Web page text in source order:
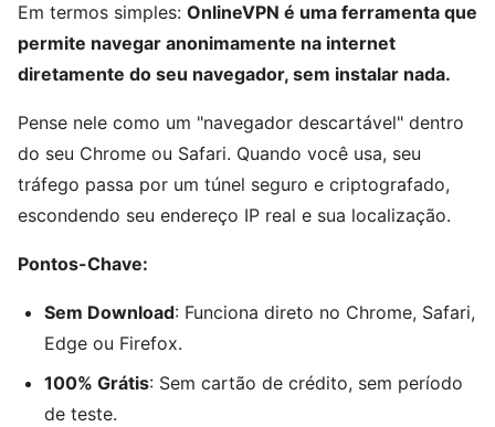
Em termos simples: OnlineVPN é uma ferramenta que
permite navegar anonimamente na internet
diretamente do seu navegador, sem instalar nada.
Pense nele como um "navegador descartável" dentro
do seu Chrome ou Safari. Quando você usa, seu
tráfego passa por um túnel seguro e criptografado,
escondendo seu endereço IP real e sua localização.
Pontos-Chave:
Sem Download: Funciona direto no Chrome, Safari,
Edge ou Firefox.
100% Grátis: Sem cartão de crédito, sem período
de teste.